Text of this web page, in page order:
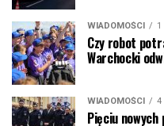
WIADOMOŚCI
Czy robot
Warchocki
WIADOMOŚCI 4
Pięciu